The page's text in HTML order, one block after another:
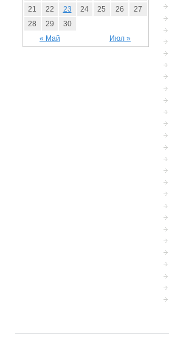
« Май Июл »
21
22 23 24 25 26
27
28
29 30